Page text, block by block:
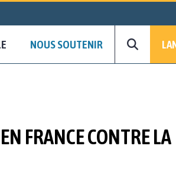
NOUS SOUTENIR
FRANCE CONTRE LA